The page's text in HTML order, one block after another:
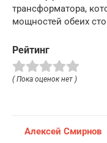
трансформатора,
мощностей обеих
Рейтинг
( Пока оценок нет )
Алексей Смирнов